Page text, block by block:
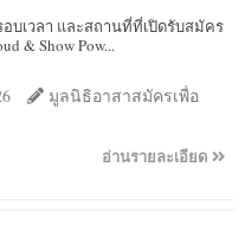
บเวลา และสถานที่ที่เปิดรับสมัคร
& Show Pow...
มูลนิธิอาสาสมัครเพื่อ
อ่านรายละเอียด